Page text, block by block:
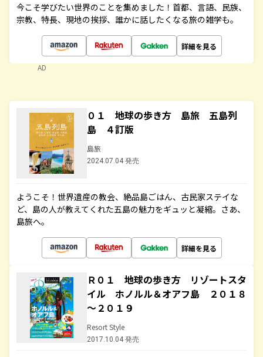
今こそ学びたい世界のことを集めました！首都、言語、民族、
宗教、特長、現地の挨拶、誰かに話したくなる旅の雑学も。
詳細を見る
AD
０１ 地球の歩き方 島旅 五島列
島 ４訂版
島旅
2024.07.04 発売
ようこそ！世界遺産の教会、絶品島ごはん、古民家ステイな
ど、島の人が教えてくれた五島の魅力をギュッと凝縮。さあ、
島旅へ。
詳細を見る
Ｒ０１ 地球の歩き方 リゾートスタ
イル ホノルル＆オアフ島 ２０１８
～２０１９
Resort Style
2017.10.04 発売